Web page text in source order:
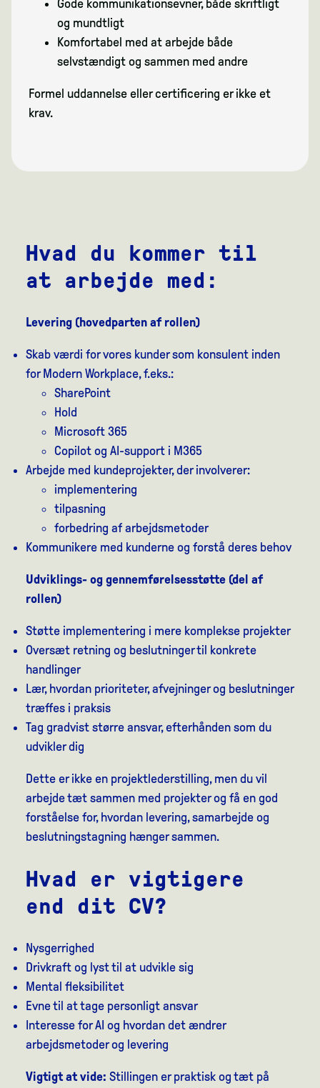
Gode kommunikationsevner, både skriftligt
og mundtligt
Komfortabel med at arbejde både
selvstændigt og sammen med andre
Formel uddannelse eller certificering er ikke et
krav.
Hvad du kommer til
at arbejde med:
Levering (hovedparten af rollen)
Skab værdi for vores kunder som konsulent inden
for Modern Workplace, f.eks.:
SharePoint
Hold
Microsoft 365
Copilot og AI-support i M365
Arbejde med kundeprojekter, der involverer:
implementering
tilpasning
forbedring af arbejdsmetoder
Kommunikere med kunderne og forstå deres behov
Udviklings- og gennemførelsesstøtte (del af
rollen)
Støtte implementering i mere komplekse projekter
Oversæt retning og beslutninger til konkrete
handlinger
Lær, hvordan prioriteter, afvejninger og beslutninger
træffes i praksis
Tag gradvist større ansvar, efterhånden som du
udvikler dig
Dette er ikke en projektlederstilling, men du vil
arbejde tæt sammen med projekter og få en god
forståelse for, hvordan levering, samarbejde og
beslutningstagning hænger sammen.
Hvad er vigtigere
end dit CV?
Nysgerrighed
Drivkraft og lyst til at udvikle sig
Mental fleksibilitet
Evne til at tage personligt ansvar
Interesse for AI og hvordan det ændrer
arbejdsmetoder og levering
Vigtigt at vide: Stillingen er praktisk og tæt på